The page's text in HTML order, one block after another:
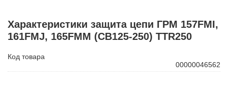
Характеристики защита цепи ГРМ 157FMI,
161FMJ, 165FMM (CB125-250) TTR250
Код товара
00000046562